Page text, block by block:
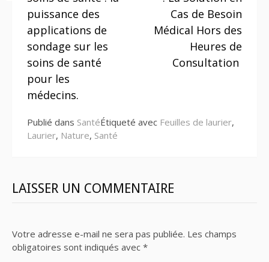
suite
puissance des
applications de
sondage sur les
soins de santé
pour les
médecins.
Cas de Besoin
Médical Hors des
Heures de
Consultation
Publié dans SantéÉtiqueté avec Feuilles de laurier,
Laurier, Nature, Santé
LAISSER UN COMMENTAIRE
Votre adresse e-mail ne sera pas publiée. Les champs
obligatoires sont indiqués avec *